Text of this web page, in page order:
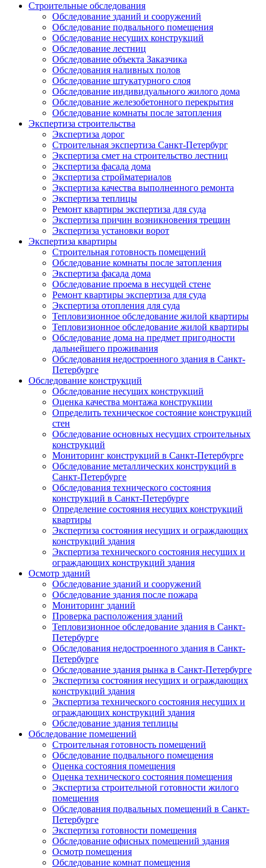
Строительные обследования
Обследование зданий и сооружений
Обследование подвального помещения
Обследование несущих конструкций
Обследование лестниц
Обследование объекта Заказчика
Обследования наливных полов
Обследование штукатурного слоя
Обследование индивидуального жилого дома
Обследование железобетонного перекрытия
Обследование комнаты после затопления
Экспертиза строительства
Экспертиза дорог
Строительная экспертиза Санкт-Петербург
Экспертиза смет на строительство лестниц
Экспертиза фасада дома
Экспертиза стройматериалов
Экспертиза качества выполненного ремонта
Экспертиза теплицы
Ремонт квартиры экспертиза для суда
Экспертиза причин возникновения трещин
Экспертиза установки ворот
Экспертиза квартиры
Строительная готовность помещений
Обследование комнаты после затопления
Экспертиза фасада дома
Обследование проема в несущей стене
Ремонт квартиры экспертиза для суда
Экспертиза отопления для суда
Тепловизионное обследование жилой квартиры
Тепловизионное обследование жилой квартиры
Обследование дома на предмет пригодности
дальнейшего проживания
Обследования недостроенного здания в Санкт-
Петербурге
Обследование конструкций
Обследование несущих конструкций
Оценка качества монтажа конструкции
Определить техническое состояние конструкций
стен
Обследование основных несущих строительных
конструкций
Мониторинг конструкций в Санкт-Петербурге
Обследование металлических конструкций в
Санкт-Петербурге
Обследования технического состояния
конструкций в Санкт-Петербурге
Определение состояния несущих конструкций
квартиры
Экспертиза состояния несущих и ограждающих
конструкций здания
Экспертиза технического состояния несущих и
ограждающих конструкций здания
Осмотр зданий
Обследование зданий и сооружений
Обследование здания после пожара
Мониторинг зданий
Проверка расположения зданий
Тепловизионное обследование здания в Санкт-
Петербурге
Обследования недостроенного здания в Санкт-
Петербурге
Обследование здания рынка в Санкт-Петербурге
Экспертиза состояния несущих и ограждающих
конструкций здания
Экспертиза технического состояния несущих и
ограждающих конструкций здания
Обследование здания теплицы
Обследование помещений
Строительная готовность помещений
Обследование подвального помещения
Оценка состояния помещения
Оценка технического состояния помещения
Экспертиза строительной готовности жилого
помещения
Обследования подвальных помещений в Санкт-
Петербурге
Экспертиза готовности помещения
Обследование офисных помещений здания
Осмотр помещения
Обследование комнат помещения